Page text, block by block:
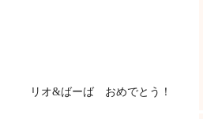
リオ&ばーば おめでとう！